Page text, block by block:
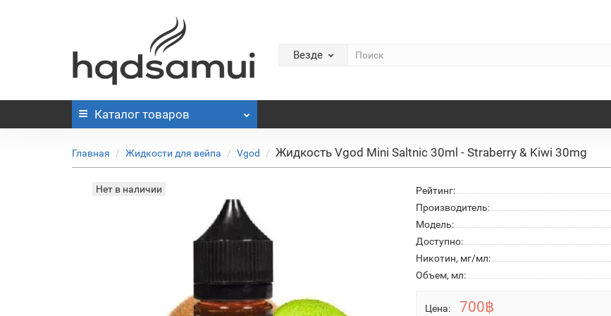
Везде
Каталог товаров
Главная Жидкости для вейпа Vgod Жидкость Vgod Mini Saltnic 30ml - Straberry & Kiwi 30mg
Нет в наличии Рейтинг:
Производитель:
Модель:
Доступно:
Никотин, мг/мл:
Объем, мл:
Цена: 700฿